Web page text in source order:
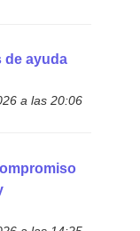
de ayuda
a las 20:06